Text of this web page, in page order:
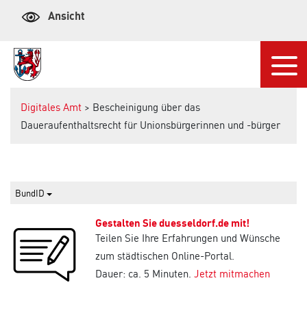
Ansicht
Digitales Amt > Bescheinigung über das
Daueraufenthaltsrecht für Unionsbürgerinnen und -bürger
BundID
Gestalten Sie duesseldorf.de mit!
Teilen Sie Ihre Erfahrungen und Wünsche
zum städtischen Online-Portal.
Dauer: ca. 5 Minuten. Jetzt mitmachen